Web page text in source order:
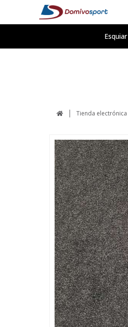
Esquiar
Tienda electrónica